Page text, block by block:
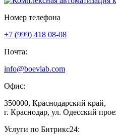
Номер телефона
+7 (999) 418 08-08
Почта:
info@boevlab.com
Офис:
350000, Краснодарский край,
г. Краснодар, ул. Одесский
Услуги по Битрикс24: